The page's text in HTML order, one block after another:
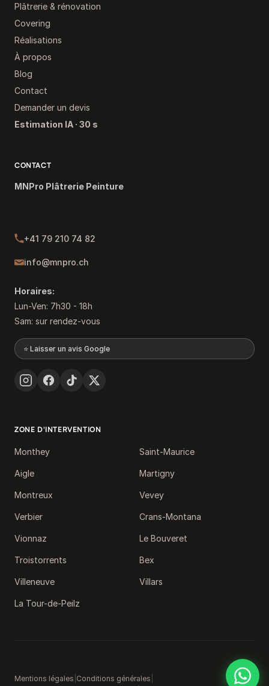
Plâtrerie & rénovation
Covering
Réalisations
À propos
Blog
Contact
Demander un devis
Estimation IA · 30 s
CONTACT
MNPro Plâtrerie Peinture
+41 79 210 74 82
info@mnpro.ch
Horaires:
Lun-Ven: 7h30 - 18h
Sam: sur rendez-vous
⭐ Laisser un avis Google
ZONE D'INTERVENTION
Monthey Saint-Maurice
Aigle Martigny
Montreux Vevey
Verbier Crans-Montana
Vionnaz Le Bouveret
Troistorrents Bex
Villeneuve Villars
La Tour-de-Peilz
© 2021-2026 MNPro Plâtrerie Peinture. Tous droits réservés.
Mentions légales Conditions générales